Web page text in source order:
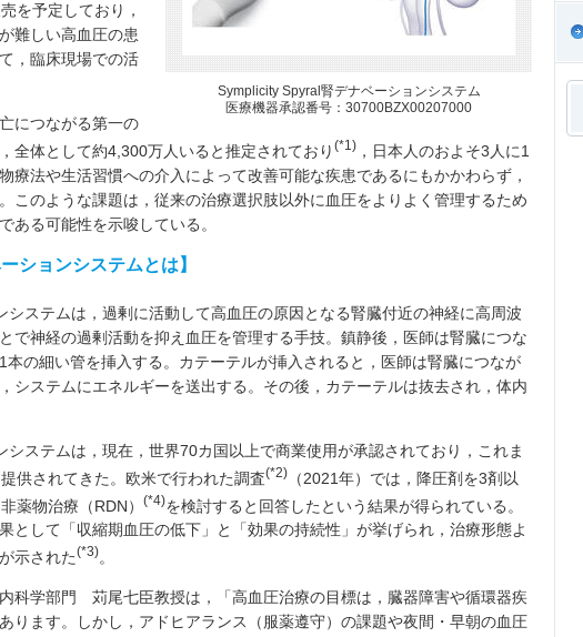
Symplicity Spyral腎デナベーションシステム
医療機器承認番号：30700BZX00207000
を予定しており，
難しい高血圧の患
，臨床現場での活
につながる第一の
全体として約4,300万人いると推定されており (*1) ，日本人のおよそ3人に1
療法や生活習慣への介入によって改善可能な疾患であるにもかかわらず，
このような課題は，従来の治療選択肢以外に血圧をよりよく管理するため
ある可能性を示唆している。
ションシステムとは】
ステムは，過剰に活動して高血圧の原因となる腎臓付近の神経に高周波
で神経の過剰活動を抑え血圧を管理する手技。鎮静後，医師は腎臓につな
の細い管を挿入する。カテーテルが挿入されると，医師は腎臓につなが
システムにエネルギーを送出する。その後，カテーテルは抜去され，体内
ステムは，現在，世界70カ国以上で商業使用が承認されており，これま
供されてきた。欧米で行われた調査(*2)
（2021年）では，降圧剤を3剤以
薬物治療（RDN）
(*4)を検討すると回答したという結果が得られている。
として「収縮期血圧の低下」と「効果の持続性」が挙げられ，治療形態よ
示された(*3)。
科学部門 苅尾七臣教授は，「高血圧治療の目標は，臓器障害や循環器疾
ります。しかし，アドヒアランス（服薬遵守）の課題や夜間・早朝の血圧